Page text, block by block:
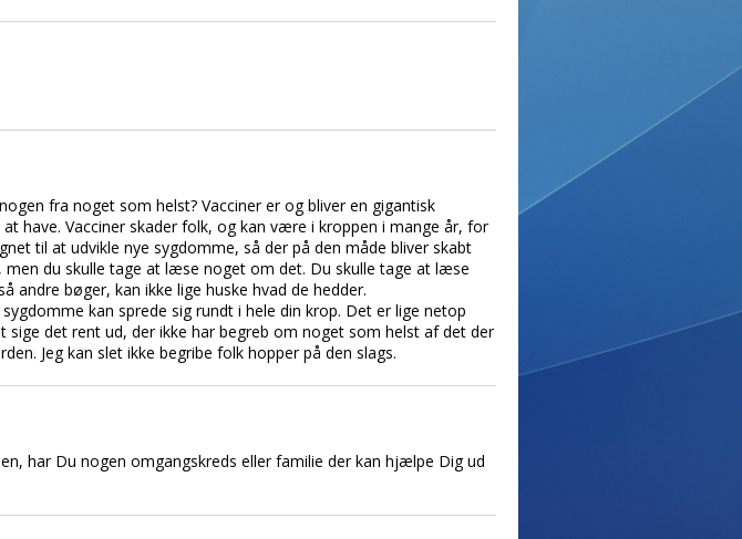
fra noget som helst? Vacciner er og bliver en gigantisk
have. Vacciner skader folk, og kan være i kroppen i mange år, for
til at udvikle nye sygdomme, så der på den måde bliver skabt
du skulle tage at læse noget om det. Du skulle tage at læse
andre bøger, kan ikke lige huske hvad de hedder.
kan sprede sig rundt i hele din krop. Det er lige netop
det rent ud, der ikke har begreb om noget som helst af det der
Jeg kan slet ikke begribe folk hopper på den slags.
har Du nogen omgangskreds eller familie der kan hjælpe Dig ud